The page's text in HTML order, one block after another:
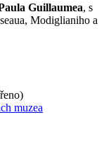
Guillaumea, s
Modiglianiho a
muzea